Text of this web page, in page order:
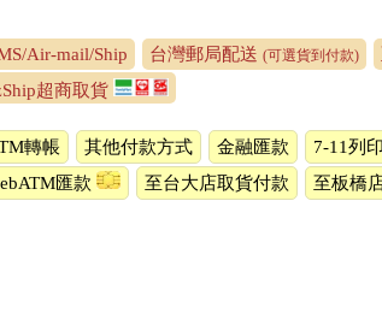
Air-mail/Ship 台灣郵局配送 (可選貨到付款)
超商取貨
轉帳 其他付款方式 金融匯款 7-11列
匯款
至台大店取貨付款 至板橋